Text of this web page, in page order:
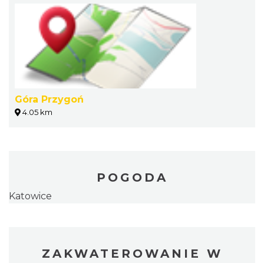
Góra Przygoń
4.05 km
POGODA
Katowice
ZAKWATEROWANIE W